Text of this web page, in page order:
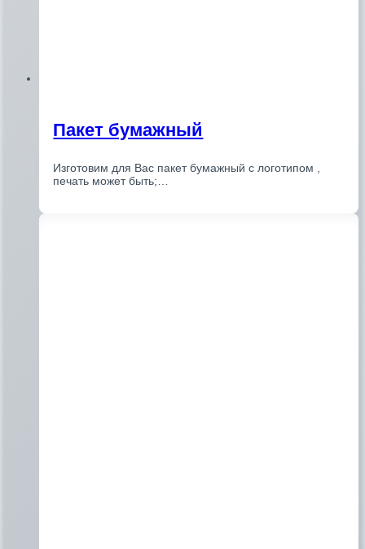
Пакет бумажный
Изготовим для Вас пакет бумажный с логотипом ,
печать может быть;…